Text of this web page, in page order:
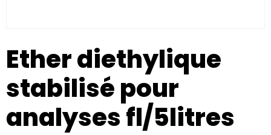
Ether diethylique
stabilisé pour
analyses fl/5litres